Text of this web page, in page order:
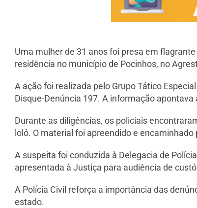
Uma mulher de 31 anos foi presa em
residência no município de Pocinhos, no
A ação foi realizada pelo Grupo Tático
Disque-Denúncia 197. A informação
Durante as diligências, os policiais
loló. O material foi apreendido e encaminhado
A suspeita foi conduzida à Delegacia de
apresentada à Justiça para audiência de
A Polícia Civil reforça a importância das
estado.